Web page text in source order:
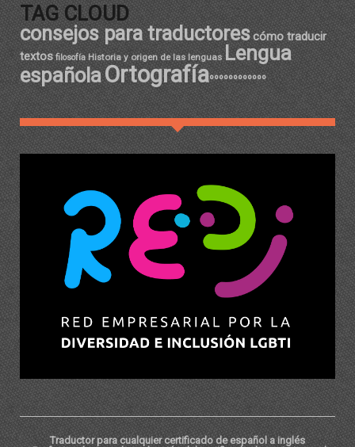
TAG CLOUD
consejos para traductorescómo traducir
textos filosofía Historia y origen de las lenguas Lengua
españolaOrtografíaºººººººººººº
Traductor para cualquier certificado de español a inglés